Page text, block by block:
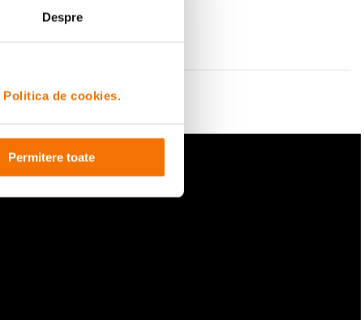
Despre
Politica de cookies.
Permitere toate